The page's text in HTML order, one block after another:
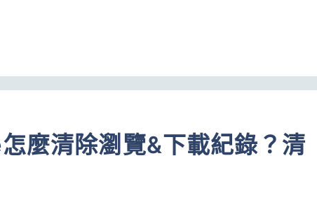
麼清除瀏覽&下載紀錄？清